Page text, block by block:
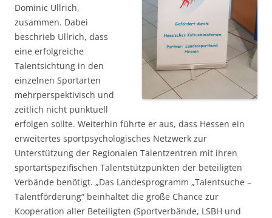
Dominic Ullrich,
zusammen. Dabei
beschrieb Ullrich, dass
eine erfolgreiche
Talentsichtung in den
einzelnen Sportarten
mehrperspektivisch und
zeitlich nicht punktuell
erfolgen sollte. Weiterhin führte er aus, dass Hessen ein
erweitertes sportpsychologisches Netzwerk zur
Unterstützung der Regionalen Talentzentren mit ihren
sportartspezifischen Talentstützpunkten der beteiligten
Verbände benötigt. „Das Landesprogramm „Talentsuche –
Talentförderung“ beinhaltet die große Chance zur
Kooperation aller Beteiligten (Sportverbände, LSBH und